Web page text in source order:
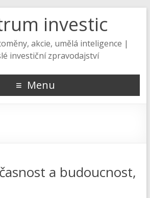
investic
akcie, umělá inteligence |
investiční zpravodajství
Menu
a budoucnost,